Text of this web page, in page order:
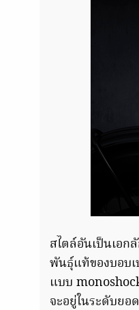
สไตล์อันเป็นเอ
พันธุ์แท้ของบอบ
แบบ
จะอยู่ในระดับย